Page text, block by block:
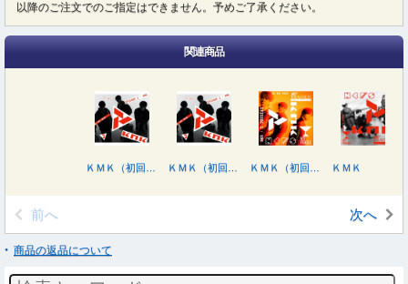
以降のご注文でのご指定はできません。予めご了承ください。
関連商品
ＫＭＫ
前へ 次へ
商品の返品について